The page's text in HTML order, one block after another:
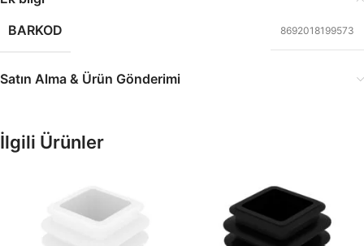
BARKOD
8692018199573
Satın Alma & Ürün Gönderimi
İlgili Ürünler